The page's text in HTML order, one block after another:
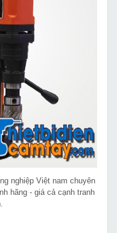
nghiệp Việt nam chuyên
hãng - giá cả cạnh tranh